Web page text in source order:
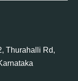
Thurahalli Rd,